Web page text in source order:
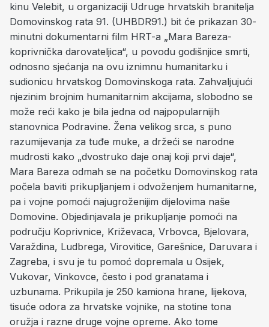
kinu Velebit, u organizaciji Udruge hrvatskih branitelja
Domovinskog rata 91. (UHBDR91.) bit će prikazan 30-
minutni dokumentarni film HRT-a „Mara Bareza-
koprivnička darovateljica“, u povodu godišnjice smrti,
odnosno sjećanja na ovu iznimnu humanitarku i
sudionicu hrvatskog Domovinskoga rata. Zahvaljujući
njezinim brojnim humanitarnim akcijama, slobodno se
može reći kako je bila jedna od najpopularnijih
stanovnica Podravine. Žena velikog srca, s puno
razumijevanja za tuđe muke, a držeći se narodne
mudrosti kako „dvostruko daje onaj koji prvi daje“,
Mara Bareza odmah se na početku Domovinskog rata
počela baviti prikupljanjem i odvoženjem humanitarne,
pa i vojne pomoći najugroženijim dijelovima naše
Domovine. Objedinjavala je prikupljanje pomoći na
području Koprivnice, Križevaca, Vrbovca, Bjelovara,
Varaždina, Ludbrega, Virovitice, Garešnice, Daruvara i
Zagreba, i svu je tu pomoć dopremala u Osijek,
Vukovar, Vinkovce, često i pod granatama i
uzbunama. Prikupila je 250 kamiona hrane, lijekova,
tisuće odora za hrvatske vojnike, na stotine tona
oružja i razne druge vojne opreme. Ako tome